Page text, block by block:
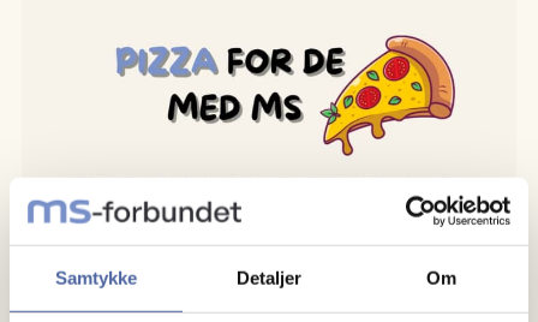
Samtykke Detaljer Om